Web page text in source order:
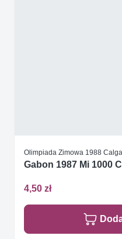
Olimpiada Zimowa 1988
Gabon 1987 Mi 1000
4,50 zł